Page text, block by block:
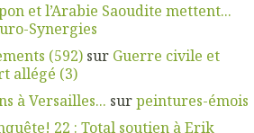
et l’Arabie Saoudite mettent...
Synergies
(592) sur Guerre civile et
allégé (3)
à Versailles... surpeintures-émois
22 : Total soutien à Erik